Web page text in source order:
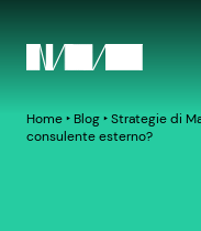
Home‣ Blog‣Strategie di
consulente esterno?